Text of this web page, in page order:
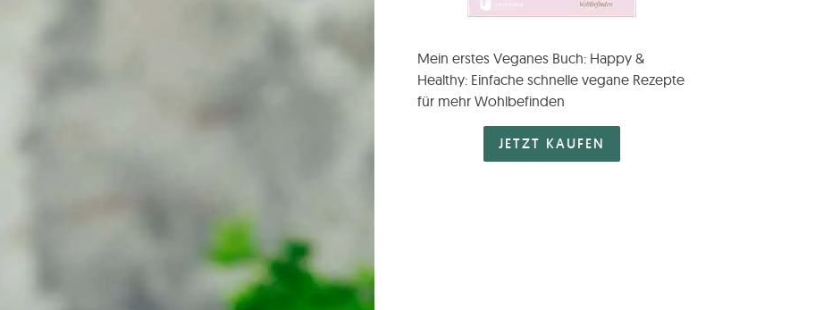
Mein erstes Veganes Buch: Happy &
Healthy: Einfache schnelle vegane Rezepte
für mehr Wohlbefinden
JETZT KAUFEN